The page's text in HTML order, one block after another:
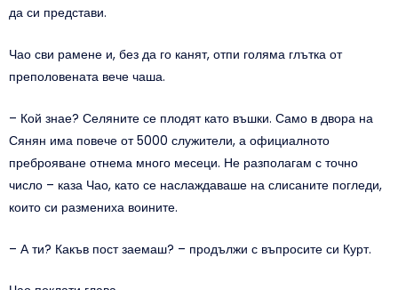
да си представи.
Чао сви рамене и, без да го канят, отпи голяма глътка от
преполовената вече чаша.
– Кой знае? Селяните се плодят като въшки. Само в двора на
Сянян има повече от 5000 служители, а официалното
преброяване отнема много месеци. Не разполагам с точно
число – каза Чао, като се наслаждаваше на слисаните погледи,
които си размениха воините.
– А ти? Какъв пост заемаш? – продължи с въпросите си Курт.